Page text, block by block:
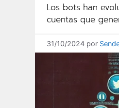
Los bots han
cuentas que
31/10/2024 por